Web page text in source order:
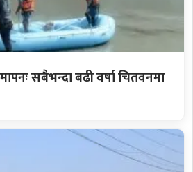
सबैभन्दा बढी वर्षा चितवनमा